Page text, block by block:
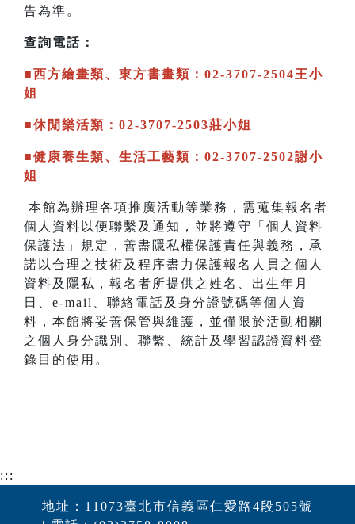
告為準。
查詢電話：
■西方繪畫類、東方書畫類：02-3707-2504王小
姐
■休閒樂活類：02-3707-2503莊小姐
■健康養生類、生活工藝類：02-3707-2502謝小
姐
本館為辦理各項推廣活動等業務，需蒐集報名者
個人資料以便聯繫及通知，並將遵守「個人資料
保護法」規定，善盡隱私權保護責任與義務，承
諾以合理之技術及程序盡力保護報名人員之個人
資料及隱私，報名者所提供之姓名、出生年月
日、e-mail、聯絡電話及身分證號碼等個人資
料，本館將妥善保管與維護，並僅限於活動相關
之個人身分識別、聯繫、統計及學習認證資料登
錄目的使用。
:::
地址：11073臺北市信義區仁愛路4段505號